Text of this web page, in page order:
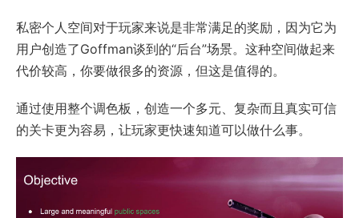
私密个人空间对于玩家来说是非常满足的奖励，因为它为
用户创造了Goffman谈到的“后台”场景。这种空间做起来
代价较高，你要做很多的资源，但这是值得的。
通过使用整个调色板，创造一个多元、复杂而且真实可信
的关卡更为容易，让玩家更快速知道可以做什么事。